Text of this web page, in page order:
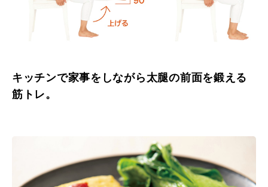
キッチンで家事をしながら太腿の前面を鍛える
筋トレ。